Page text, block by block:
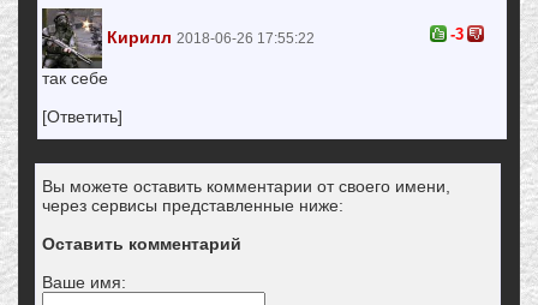
Кирилл 2018-06-26 17:55:22
так себе
[Ответить]
-3
Вы можете оставить комментарии от своего имени,
через сервисы представленные ниже:
Оставить комментарий
Ваше имя: